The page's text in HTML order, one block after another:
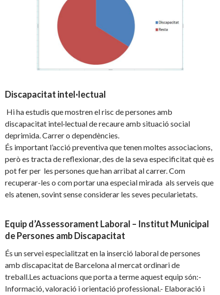
Discapacitat intel·lectual
Hi ha estudis que mostren el risc de persones amb
discapacitat intel·lectual de recaure amb situació social
deprimida. Carrer o dependències.
És important l’acció preventiva que tenen moltes associacions,
però es tracta de reflexionar, des de la seva especificitat què es
pot fer per les persones que han arribat al carrer. Com
recuperar-les o com portar una especial mirada als serveis que
els atenen, sovint sense considerar les seves pecularietats.
Equip d’Assessorament Laboral – Institut Municipal
de Persones amb Discapacitat
És un servei especialitzat en la inserció laboral de persones
amb discapacitat de Barcelona al mercat ordinari de
treball.Les actuacions que porta a terme aquest equip són:-
Informació, valoració i orientació professional.- Elaboració i